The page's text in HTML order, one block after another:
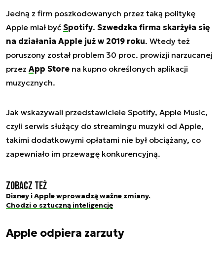
Jedną z firm poszkodowanych przez taką politykę
Apple miał być Spotify. Szwedzka firma skarżyła się
na działania Apple już w 2019 roku. Wtedy też
poruszony został problem 30 proc. prowizji narzucanej
przez App Store na kupno określonych aplikacji
muzycznych.
Jak wskazywali przedstawiciele Spotify, Apple Music,
czyli serwis służący do streamingu muzyki od Apple,
takimi dodatkowymi opłatami nie był obciążany, co
zapewniało im przewagę konkurencyjną.
Zobacz też
Disney i Apple wprowadzą ważne zmiany.
Chodzi o sztuczną inteligencję
Apple odpiera zarzuty